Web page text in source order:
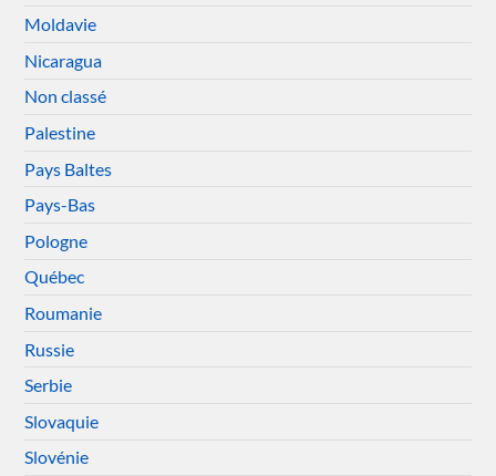
Moldavie
Nicaragua
Non classé
Palestine
Pays Baltes
Pays-Bas
Pologne
Québec
Roumanie
Russie
Serbie
Slovaquie
Slovénie